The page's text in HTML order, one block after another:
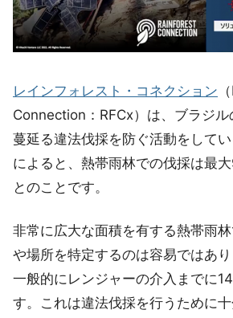
レインフォレスト・コネクション
Connection：RFCx）は、ブラジ
蔓延る違法伐採を防ぐ活動をして
によると、熱帯雨林での伐採は最
とのことです。
非常に広大な面積を有する熱帯雨
や場所を特定するのは容易ではあり
一般的にレンジャーの介入までに
す。これは違法伐採を行うために